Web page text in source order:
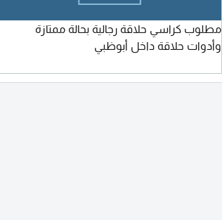
مطلوب كراسي حلاقة رجالية بحالة ممتازة
وأدوات حلاقة داخل أبوظبي